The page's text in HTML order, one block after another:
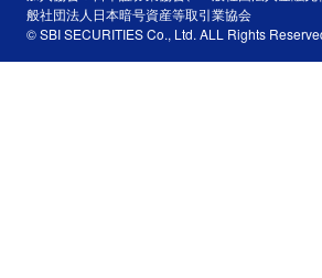
般社団法人日本暗号資産等取引業協会
© SBI SECURITIES Co., Ltd. ALL Rights